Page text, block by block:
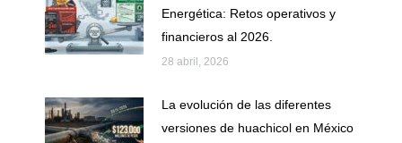
Energética: Retos operativos y
financieros al 2026.
28 abril, 2026
La evolución de las diferentes
versiones de huachicol en México